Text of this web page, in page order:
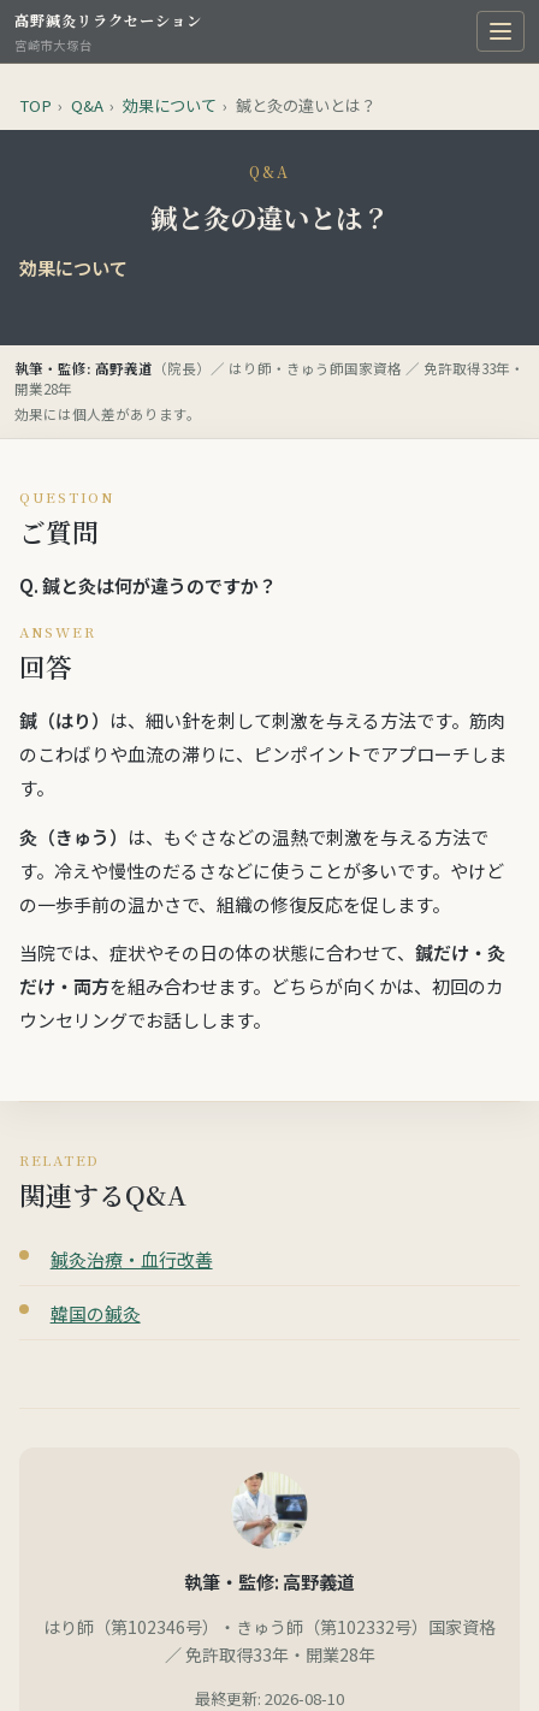
高野鍼灸リラクセーション
宮崎市大塚台
TOP › Q&A › 効果について › 鍼と灸の違いとは？
Q&A
鍼と灸の違いとは？
効果について
執筆・監修: 高野義道 （院長）／ はり師・きゅう師国家資格 ／ 免許取得33年・
開業28年
効果には個人差があります。
QUESTION
ご質問
Q.鍼と灸は何が違うのですか？
ANSWER
回答
鍼（はり） は、細い針を刺して刺激を与える方法です。筋肉
のこわばりや血流の滞りに、ピンポイントでアプローチしま
す。
灸（きゅう） は、もぐさなどの温熱で刺激を与える方法で
す。冷えや慢性のだるさなどに使うことが多いです。やけど
の一歩手前の温かさで、組織の修復反応を促します。
当院では、症状やその日の体の状態に合わせて、 鍼だけ・灸
だけ・両方を組み合わせます。どちらが向くかは、初回のカ
ウンセリングでお話しします。
RELATED
関連するQ&A
鍼灸治療・血行改善
韓国の鍼灸
執筆・監修: 高野義道
はり師（第102346号）・きゅう師（第102332号）国家資格
／ 免許取得33年・開業28年
最終更新: 2026-08-10